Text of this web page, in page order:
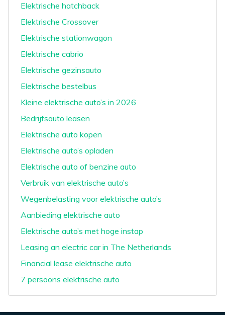
Elektrische hatchback
Elektrische Crossover
Elektrische stationwagon
Elektrische cabrio
Elektrische gezinsauto
Elektrische bestelbus
Kleine elektrische auto’s in 2026
Bedrijfsauto leasen
Elektrische auto kopen
Elektrische auto’s opladen
Elektrische auto of benzine auto
Verbruik van elektrische auto’s
Wegenbelasting voor elektrische auto’s
Aanbieding elektrische auto
Elektrische auto’s met hoge instap
Leasing an electric car in The Netherlands
Financial lease elektrische auto
7 persoons elektrische auto